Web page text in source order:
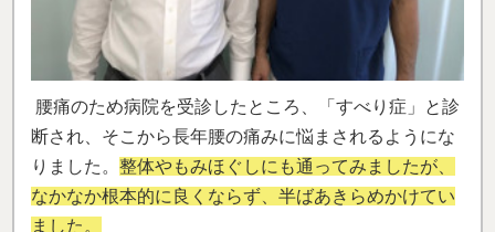
腰痛のため病院を受診したところ、「すべり症」と診
断され、そこから長年腰の痛みに悩まされるようにな
りました。 整体やもみほぐしにも通ってみましたが、
なかなか根本的に良くならず、半ばあきらめかけてい
ました。